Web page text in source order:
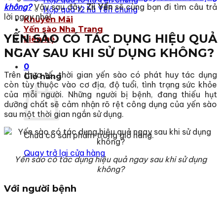
Hộp quà 12 hũ Yến chưng
Khuyến Mãi
Yến sào Nha Trang
Liên hệ
0
Giỏ hàng
Chưa có sản phẩm trong giỏ hàng.
Quay trở lại cửa hàng
không?Vậy sau đây,Zii Yếnsẽ cùng bạn đi tìm câu trả
lời ngay nhé!
YẾN SÀO CÓ TÁC DỤNG HIỆU QUẢ
NGAY SAU KHI SỬ DỤNG KHÔNG?
Trên thực tế, thời gian yến sào có phát huy tác dụng
còn tùy thuộc vào cơ địa, độ tuổi, tình trạng sức khỏe
của mỗi người. Những người bị bệnh, đang thiếu hụt
dưỡng chất sẽ cảm nhận rõ rệt công dụng của yến sào
sau một thời gian ngắn sử dụng.
Yến sào có tác dụng hiệu quả ngay sau khi sử dụng
không?
Với người bệnh